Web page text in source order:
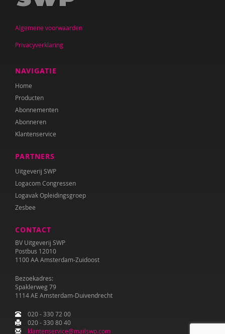
Johnny van Cadsand
Nathalie Camacho
Roxanna Camfferman
Theo Cappon
Fanny Cattenstart
Margriet Chorus
Renilde Claesen
Mariëlle Cloin
Wilmie Colbers
Cristina Colonnesi
Tom Compaijen
Algemene voorwaarden
Privacyverklaring
NAVIGATIE
Home
Producten
Abonnementen
Abonneren
Klantenservice
PARTNERS
Uitgeverij SWP
Logacom Congressen
Logavak Opleidingsgroep
Zesbee
CONTACT
BV Uitgeverij SWP
Postbus 12010
1100 AA Amsterdam-Zuidoost
Bezoekadres:
Spaklerweg 79
1114 AE Amsterdam-Duivendrecht
020 - 330 72 00
020 - 330 80 40
klantenservice@mailswp.com